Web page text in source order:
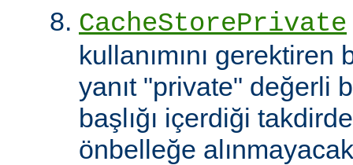
CacheStorePrivate
kullanımını gerektiren
yanıt "private" değerli
başlığı içerdiği
önbelleğe